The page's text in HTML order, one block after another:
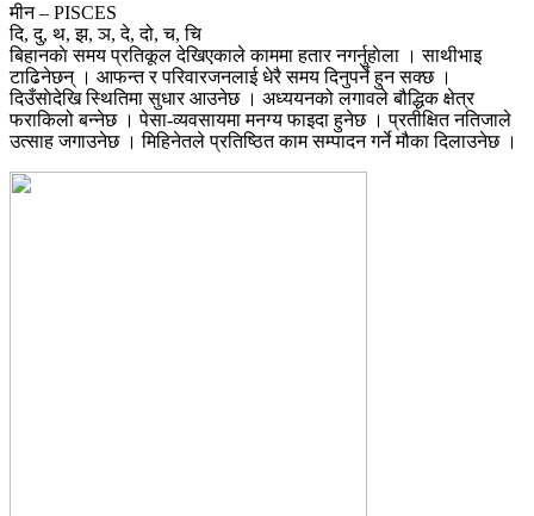
मीन – PISCES
दि, दु, थ, झ, ञ, दे, दो, च, चि
बिहानकाे समय प्रतिकूल देखिएकाले काममा हतार नगर्नुहाेला । साथीभाइ
टाढिनेछन् । आफन्त र परिवारजनलाई धेरै समय दिनुपर्ने हुन सक्छ ।
दिउँसाेदेखि स्थितिमा सुधार आउनेछ । अध्ययनको लगावले बौद्धिक क्षेत्र
फराकिलो बन्नेछ । पेसा-व्यवसायमा मनग्य फाइदा हुनेछ । प्रतीक्षित नतिजाले
उत्साह जगाउनेछ । मिहिनेतले प्रतिष्ठित काम सम्पादन गर्ने मौका दिलाउनेछ ।